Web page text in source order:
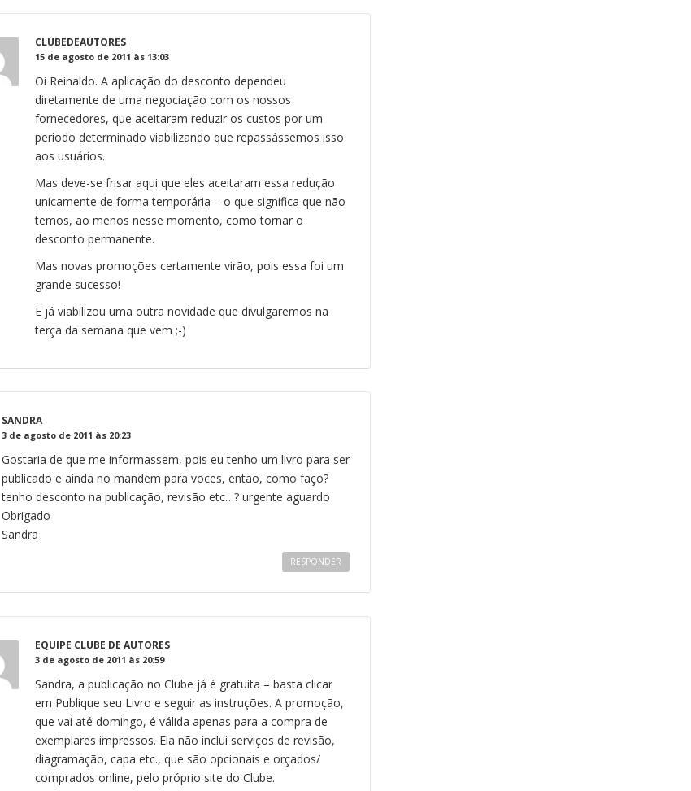
CLUBEDEAUTORES
15 de agosto de 2011 às 13:03
Oi Reinaldo. A aplicação do desconto dependeu
diretamente de uma negociação com os nossos
fornecedores, que aceitaram reduzir os custos por um
período determinado viabilizando que repassássemos isso
aos usuários.
Mas deve-se frisar aqui que eles aceitaram essa redução
unicamente de forma temporária – o que significa que não
temos, ao menos nesse momento, como tornar o
desconto permanente.
Mas novas promoções certamente virão, pois essa foi um
grande sucesso!
E já viabilizou uma outra novidade que divulgaremos na
terça da semana que vem ;-)
SANDRA
3 de agosto de 2011 às 20:23
Gostaria de que me informassem, pois eu tenho um livro para ser
publicado e ainda no mandem para voces, entao, como faço?
tenho desconto na publicação, revisão etc…? urgente aguardo
Obrigado
Sandra
RESPONDER
EQUIPE CLUBE DE AUTORES
3 de agosto de 2011 às 20:59
Sandra, a publicação no Clube já é gratuita – basta clicar
em Publique seu Livro e seguir as instruções. A promoção,
que vai até domingo, é válida apenas para a compra de
exemplares impressos. Ela não inclui serviços de revisão,
diagramação, capa etc., que são opcionais e orçados/
comprados online, pelo próprio site do Clube.